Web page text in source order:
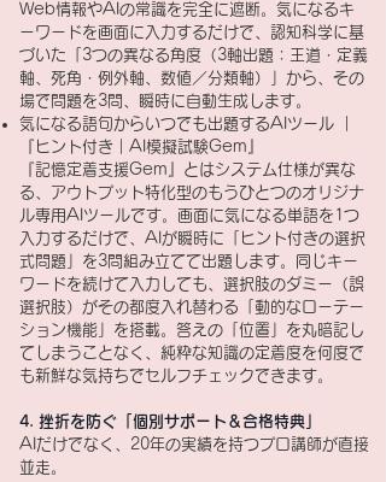
Web情報やAIの常識を完全に遮断。気になるキ
ーワードを画面に入力するだけで、認知科学に基
づいた「3つの異なる角度（3軸出題：王道・定義
軸、死角・例外軸、数値／分類軸）」から、その
場で問題を3問、瞬時に自動生成します。
気になる語句からいつでも出題するAIツール ｜
『ヒント付き｜AI模擬試験Gem』
『記憶定着支援Gem』とはシステム仕様が異な
る、アウトプット特化型のもうひとつのオリジナ
ル専用AIツールです。画面に気になる単語を1つ
入力するだけで、AIが瞬時に「ヒント付きの選択
式問題」を3問組み立てて出題します。同じキー
ワードを続けて入力しても、選択肢のダミー（誤
選択肢）がその都度入れ替わる「動的なローテー
ション機能」を搭載。答えの「位置」を丸暗記し
てしまうことなく、純粋な知識の定着度を何度で
も新鮮な気持ちでセルフチェックできます。
4. 挫折を防ぐ「個別サポート＆合格特典」
AIだけでなく、20年の実績を持つプロ講師が直接
並走。